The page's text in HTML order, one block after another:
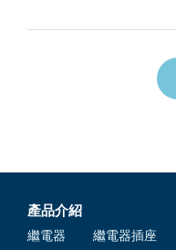
產品介紹
繼電器 繼電器插座